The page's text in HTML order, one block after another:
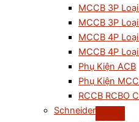
MCCB 3P
MCCB 3P
MCCB 4P
MCCB 4P
Phụ Kiện ACB
Phụ Kiện
RCCB RCBO
Schneider